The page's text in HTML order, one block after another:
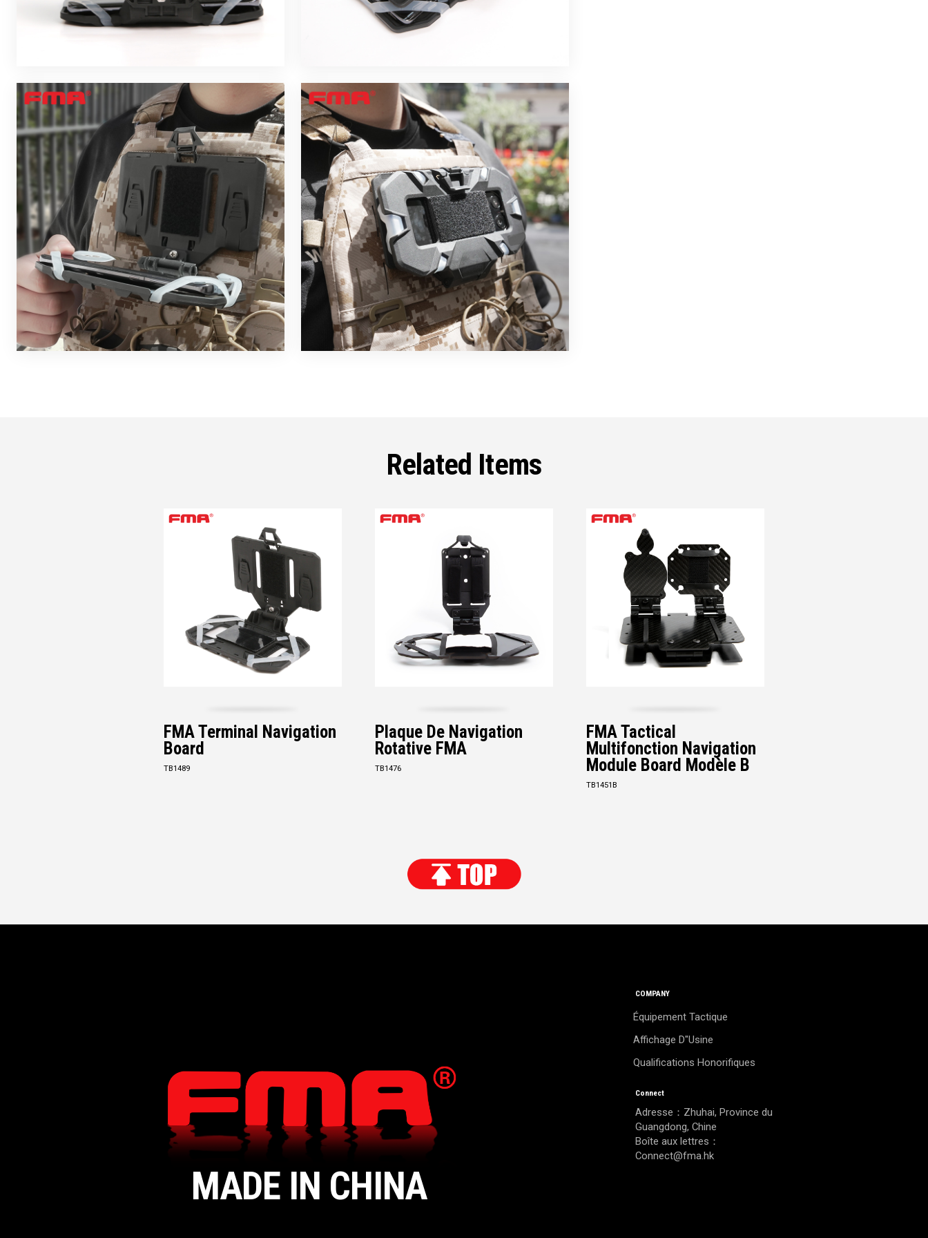
Related Items
FMA Terminal Navigation
Board
TB1489
Plaque De Navigation
Rotative FMA
TB1476
FMA Tactical
Multifonction Navigation
Module Board Modèle B
TB1451B
MADE IN CHINA
COMPANY
Équipement Tactique
Affichage D"usine
Qualifications Honorifiques
Connect
Adresse：Zhuhai, Province du
Guangdong, Chine
Boîte aux lettres：
Connect@fma.hk